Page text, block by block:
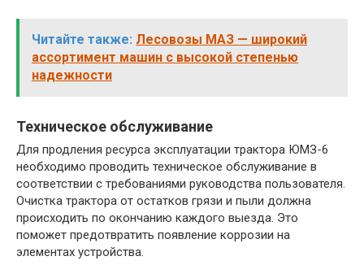
Читайте также: Лесовозы МАЗ — широкий
ассортимент машин с высокой степенью
надежности
Техническое обслуживание
Для продления ресурса эксплуатации трактора ЮМЗ-6
необходимо проводить техническое обслуживание в
соответствии с требованиями руководства пользователя.
Очистка трактора от остатков грязи и пыли должна
происходить по окончанию каждого выезда. Это
поможет предотвратить появление коррозии на
элементах устройства.